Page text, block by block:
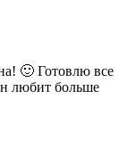
🙂 Готовлю все
любит больше